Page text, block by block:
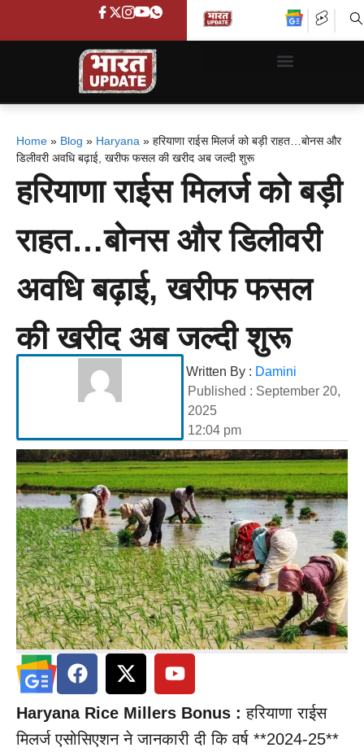
Home » Blog » Haryana » हरियाणा राईस मिलर्ज को बड़ी राहत…बोनस और
डिलीवरी अवधि बढ़ाई, खरीफ फसल की खरीद अब जल्दी शुरू
हरियाणा राईस मिलर्ज को बड़ी
राहत…बोनस और डिलीवरी
अवधि बढ़ाई, खरीफ फसल
की खरीद अब जल्दी शुरू
Written By : Damini
Published : September 20,
2025
12:04 pm
Haryana Rice Millers Bonus : हरियाणा राईस
मिलर्ज एसोसिएशन ने जानकारी दी कि वर्ष **2024-25**